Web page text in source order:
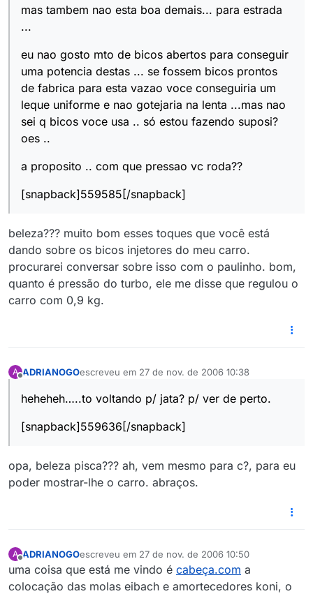
mas tambem nao esta boa demais... para estrada
...
eu nao gosto mto de bicos abertos para conseguir
uma potencia destas ... se fossem bicos prontos
de fabrica para esta vazao voce conseguiria um
leque uniforme e nao gotejaria na lenta ...mas nao
sei q bicos voce usa .. só estou fazendo suposi?
oes ..
a proposito .. com que pressao vc roda??
[snapback]559585[/snapback]
beleza??? muito bom esses toques que você está
dando sobre os bicos injetores do meu carro.
procurarei conversar sobre isso com o paulinho. bom,
quanto é pressão do turbo, ele me disse que regulou o
carro com 0,9 kg.
A ADRIANOGOescreveu em 27 de nov. de 2006 10:38
última edição por
heheheh…..to voltando p/ jata? p/ ver de perto.
[snapback]559636[/snapback]
opa, beleza pisca??? ah, vem mesmo para c?, para eu
poder mostrar-lhe o carro. abraços.
A ADRIANOGOescreveu em 27 de nov. de 2006 10:50
última edição por
uma coisa que está me vindo é cabeça.com a
colocação das molas eibach e amortecedores koni, o